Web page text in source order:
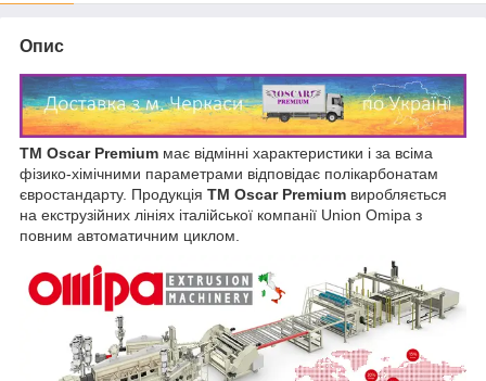
Опис
ТМ Oscar Premium має відмінні характеристики і за всіма
фізико-хімічними параметрами відповідає полікарбонатам
євростандарту. Продукція ТМ Oscar Premium виробляється
на екструзійних лініях італійської компанії Union Omipa з
повним автоматичним циклом.